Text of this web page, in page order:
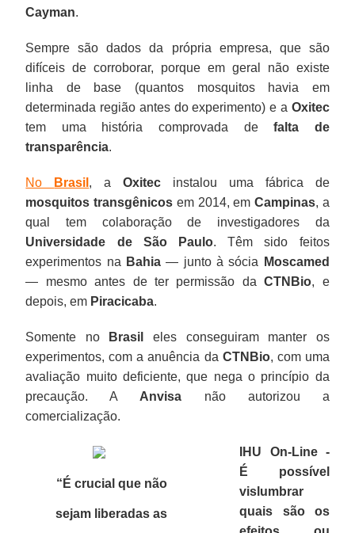
Cayman.
Sempre são dados da própria empresa, que são
difíceis de corroborar, porque em geral não existe
linha de base (quantos mosquitos havia em
determinada região antes do experimento) e a Oxitec
tem uma história comprovada defalta de
transparência.
No Brasil , aOxitec instalou uma fábrica de
mosquitos transgênicos em 2014, em Campinas, a
qual tem colaboração de investigadores da
Universidade de São Paulo. Têm sido feitos
experimentos na Bahia — junto à sócia
Moscamed
— mesmo antes de ter permissão daCTNBio, e
depois, em Piracicaba.
Somente no Brasil
eles conseguiram manter os
experimentos, com a anuência da CTNBio, com uma
avaliação muito deficiente, que nega o princípio da
precaução. A Anvisa não autorizou a
comercialização.
“É crucial que não
sejam liberadas as
IHU On-Line -
É possível
vislumbrar
quais são os